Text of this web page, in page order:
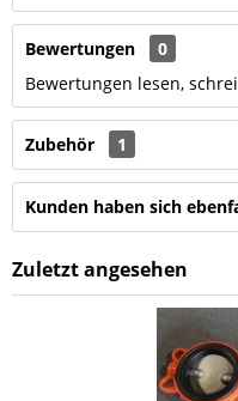
Bewertungen
0
Bewertungen lesen,
Zubehör 1
Kunden haben sich
Zuletzt angesehen